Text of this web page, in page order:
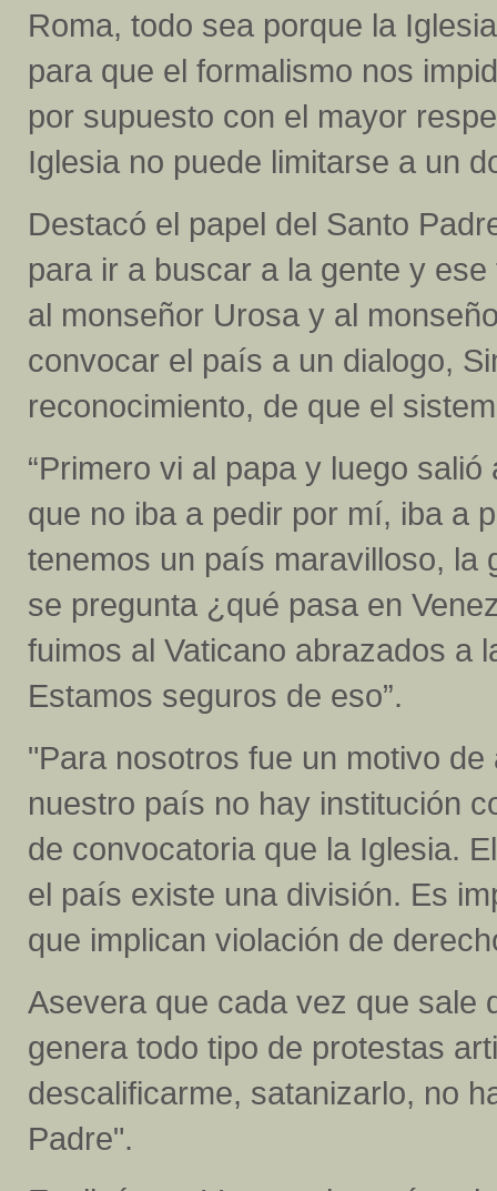
Roma, todo sea porque la
para que el formalismo nos
por supuesto con el mayor
Iglesia no puede limitarse a un
Destacó el papel del Santo
para ir a buscar a la gente y
al monseñor Urosa y al
convocar el país a un dialogo,
reconocimiento, de que el
“Primero vi al papa y luego
que no iba a pedir por mí, iba a
tenemos un país maravilloso, la
se pregunta ¿qué pasa en
fuimos al Vaticano abrazados a
Estamos seguros de eso”.
"Para nosotros fue un motivo
nuestro país no hay institución
de convocatoria que la Iglesia.
el país existe una división. Es
que implican violación de
Asevera que cada vez que sale
genera todo tipo de protestas
descalificarme, satanizarlo, no
Padre".